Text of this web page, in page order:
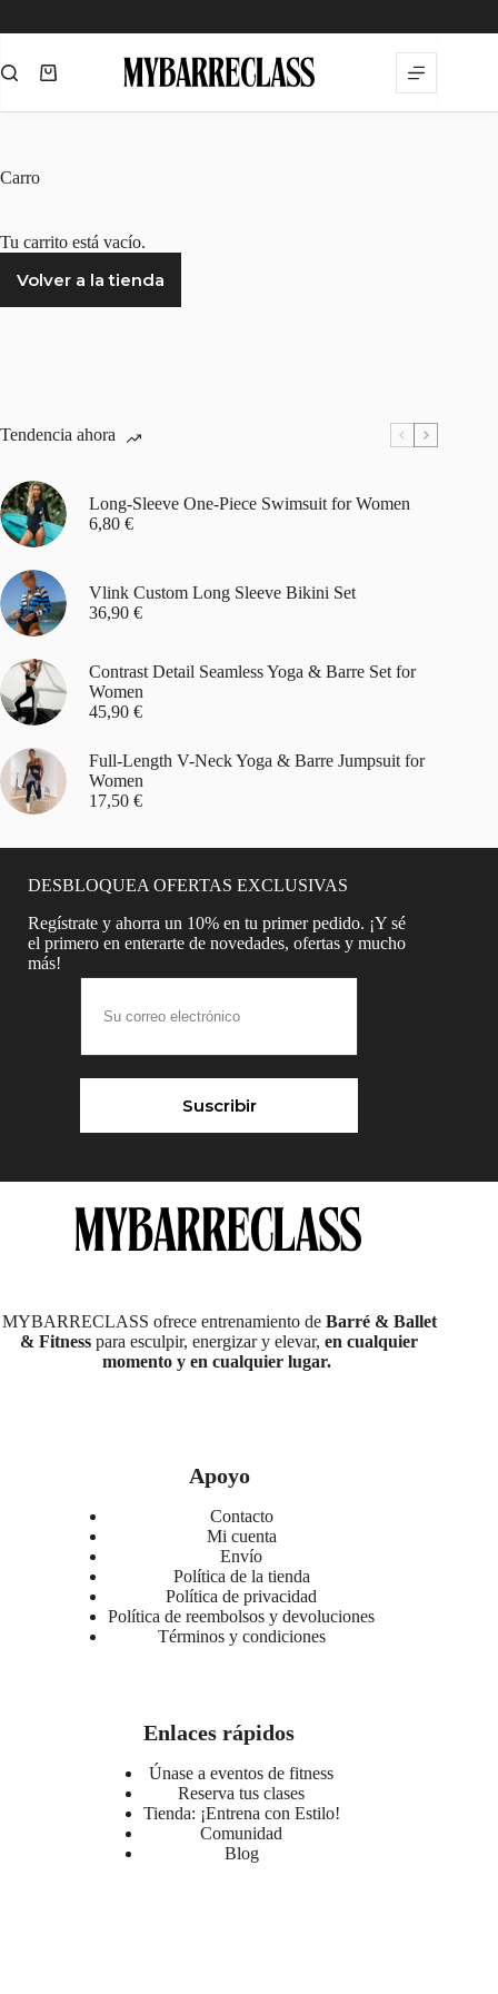
Carro
Carro
Tu carrito está vacío.
Volver a la tienda
Tendencia ahora
Long-Sleeve One-Piece Swimsuit for Women
6,80 €
Vlink Custom Long Sleeve Bikini Set
36,90 €
Contrast Detail Seamless Yoga & Barre Set for
Women
45,90 €
Full-Length V-Neck Yoga & Barre Jumpsuit for
Women
17,50 €
DESBLOQUEA OFERTAS EXCLUSIVAS
Regístrate y ahorra un 10% en tu primer pedido. ¡Y sé
el primero en enterarte de novedades, ofertas y mucho
más!
Suscribir
MYBARRECLASS ofrece entrenamiento deBarré & Ballet
& Fitness para esculpir, energizar y elevar,en cualquier
momento y en cualquier lugar.
Apoyo
Contacto
Mi cuenta
Envío
Política de la tienda
Política de privacidad
Política de reembolsos y devoluciones
Términos y condiciones
Enlaces rápidos
Únase a eventos de fitness
Reserva tus clases
Tienda: ¡Entrena con Estilo!
Comunidad
Blog